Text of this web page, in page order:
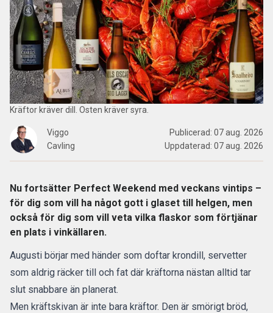
Kräftor kräver dill. Osten kräver syra.
Viggo
Cavling
Publicerad: 07 aug. 2026
Uppdaterad: 07 aug. 2026
Nu fortsätter Perfect Weekend med veckans vintips –
för dig som vill ha något gott i glaset till helgen, men
också för dig som vill veta vilka flaskor som förtjänar
en plats i vinkällaren.
Augusti börjar med händer som doftar krondill, servetter
som aldrig räcker till och fat där kräftorna nästan alltid tar
slut snabbare än planerat.
Men kräftskivan är inte bara kräftor. Den är smörigt bröd,